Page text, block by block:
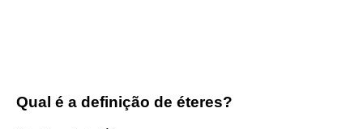
Qual é a definição de éteres?